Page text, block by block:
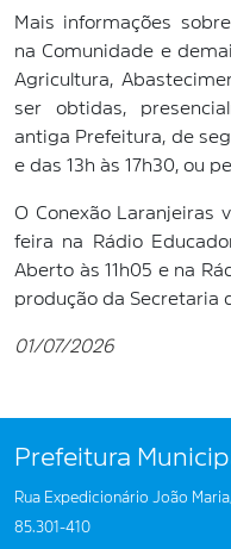
Mais informações
na Comunidade e
Agricultura,
ser obtidas,
antiga Prefeitura, de
e das 13h às 17h30, ou
O Conexão Laranjeiras
feira na Rádio
Aberto às 11h05 e na
produção da Secretaria
01/07/2026
Prefeitura
Rua Expedicionário João
85.301-410